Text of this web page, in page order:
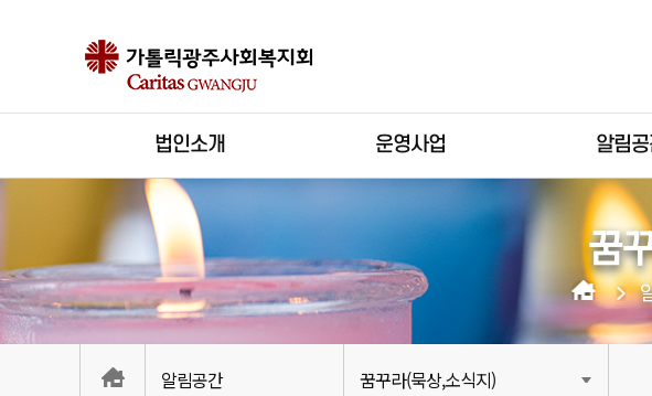
법인소개 운영사업 알림
꿈
알림공간 꿈꾸라(묵상,소식지)